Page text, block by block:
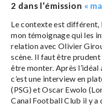
2 dans l’émission «
Le contexte est différent,
mon témoignage qui les
relation avec Olivier
scène. Il faut être
être monter. Après
c’est une interview en
(PSG) et Oscar Ewolo
Canal Football Club il y a